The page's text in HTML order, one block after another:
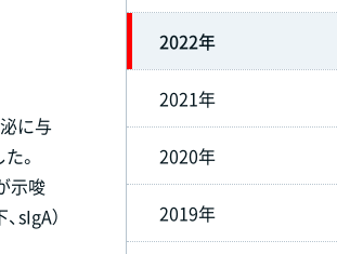
に与
。
示唆
sIgA）
2022年
2021年
2020年
2019年